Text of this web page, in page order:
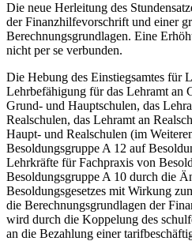
Die neue Herleitung des
der Finanzhilfevorschrift und einer
Berechnungsgrundlagen. Eine
nicht per se verbunden.
Die Hebung des Einstiegsamtes für
Lehrbefähigung für das Lehramt an
Grund- und Hauptschulen, das
Realschulen, das Lehramt an
Haupt- und Realschulen (im
Besoldungsgruppe A 12 auf
Lehrkräfte für Fachpraxis von
Besoldungsgruppe A 10 durch die
Besoldungsgesetzes mit Wirkung
die Berechnungsgrundlagen der
wird durch die Koppelung des
an die Bezahlung einer